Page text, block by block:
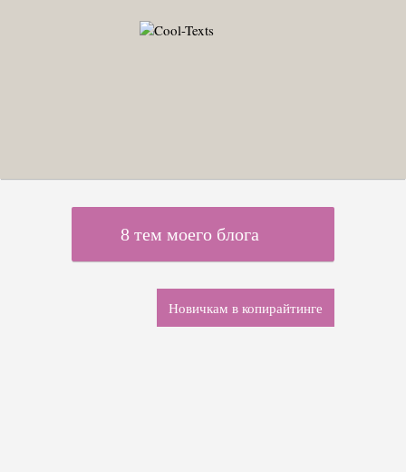
8 тем моего блога
Новичкам в копирайтинге